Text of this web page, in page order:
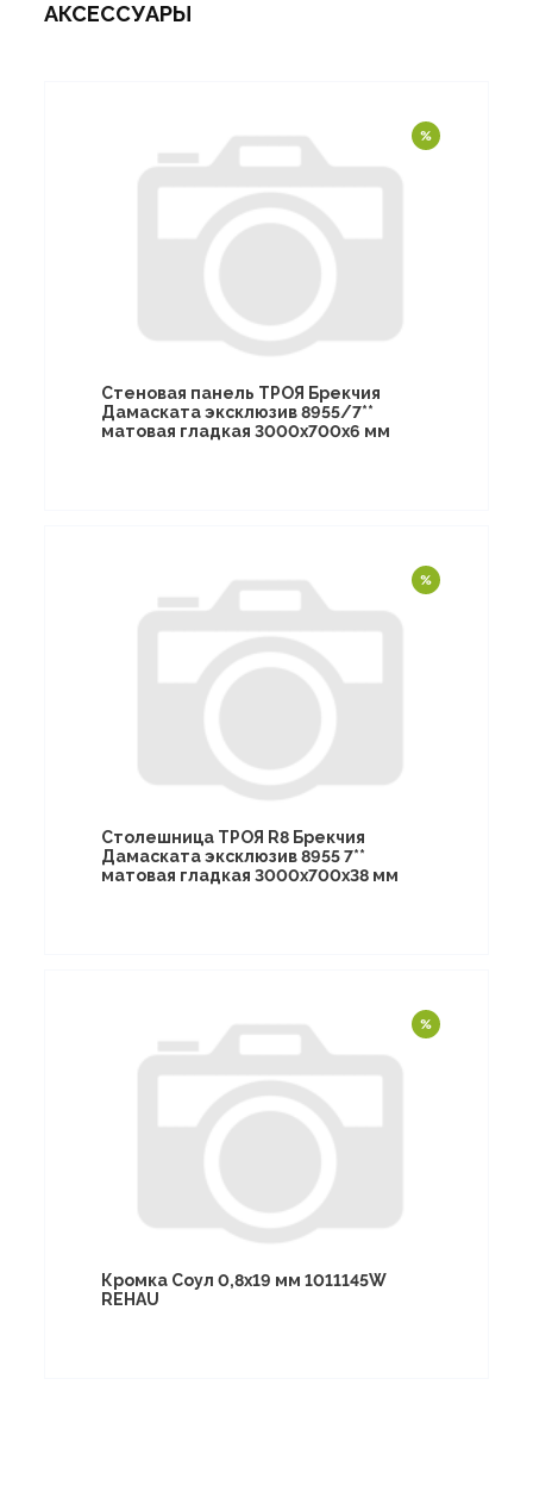
АКСЕССУАРЫ
Стеновая панель ТРОЯ Брекчия
Дамаската эксклюзив 8955/7**
матовая гладкая 3000х700х6 мм
Столешница ТРОЯ R8 Брекчия
Дамаската эксклюзив 8955 7**
матовая гладкая 3000х700х38 мм
Кромка Соул 0,8х19 мм 1011145W
REHAU